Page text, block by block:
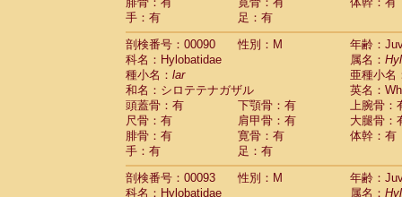
Hylobatidae Hylobates
HylobatidaeHylobateshybrid(0)
HylobatidaeNomascus concolor(0)
Hylobatidae
Symphalangus
Hominidae
(0)
HominidaePan troglodytes
Hominidae Gorilla gorilla beringei(0)
Hominidae Gorilla gorilla gorilla(0)
Primates misc.(0)
Scandentia Dendrogale melanura
Scandentia Ptilocercus lowii
Scandentia
手：有
足：有
剖検番号：00090
性別：M
年齢：
科名：Hylobatidae
属名：
種小名： lar
亜種小名
和名：シロテテナガザル
英名：
頭蓋骨：有
下顎骨：有
上腕骨：
尺骨：有
肩甲骨：有
大腿骨：
腓骨：有
寛骨：有
体幹：有
手：有
足：有
剖検番号：00093
性別：M
年齢：
科名：Hylobatidae
属名：